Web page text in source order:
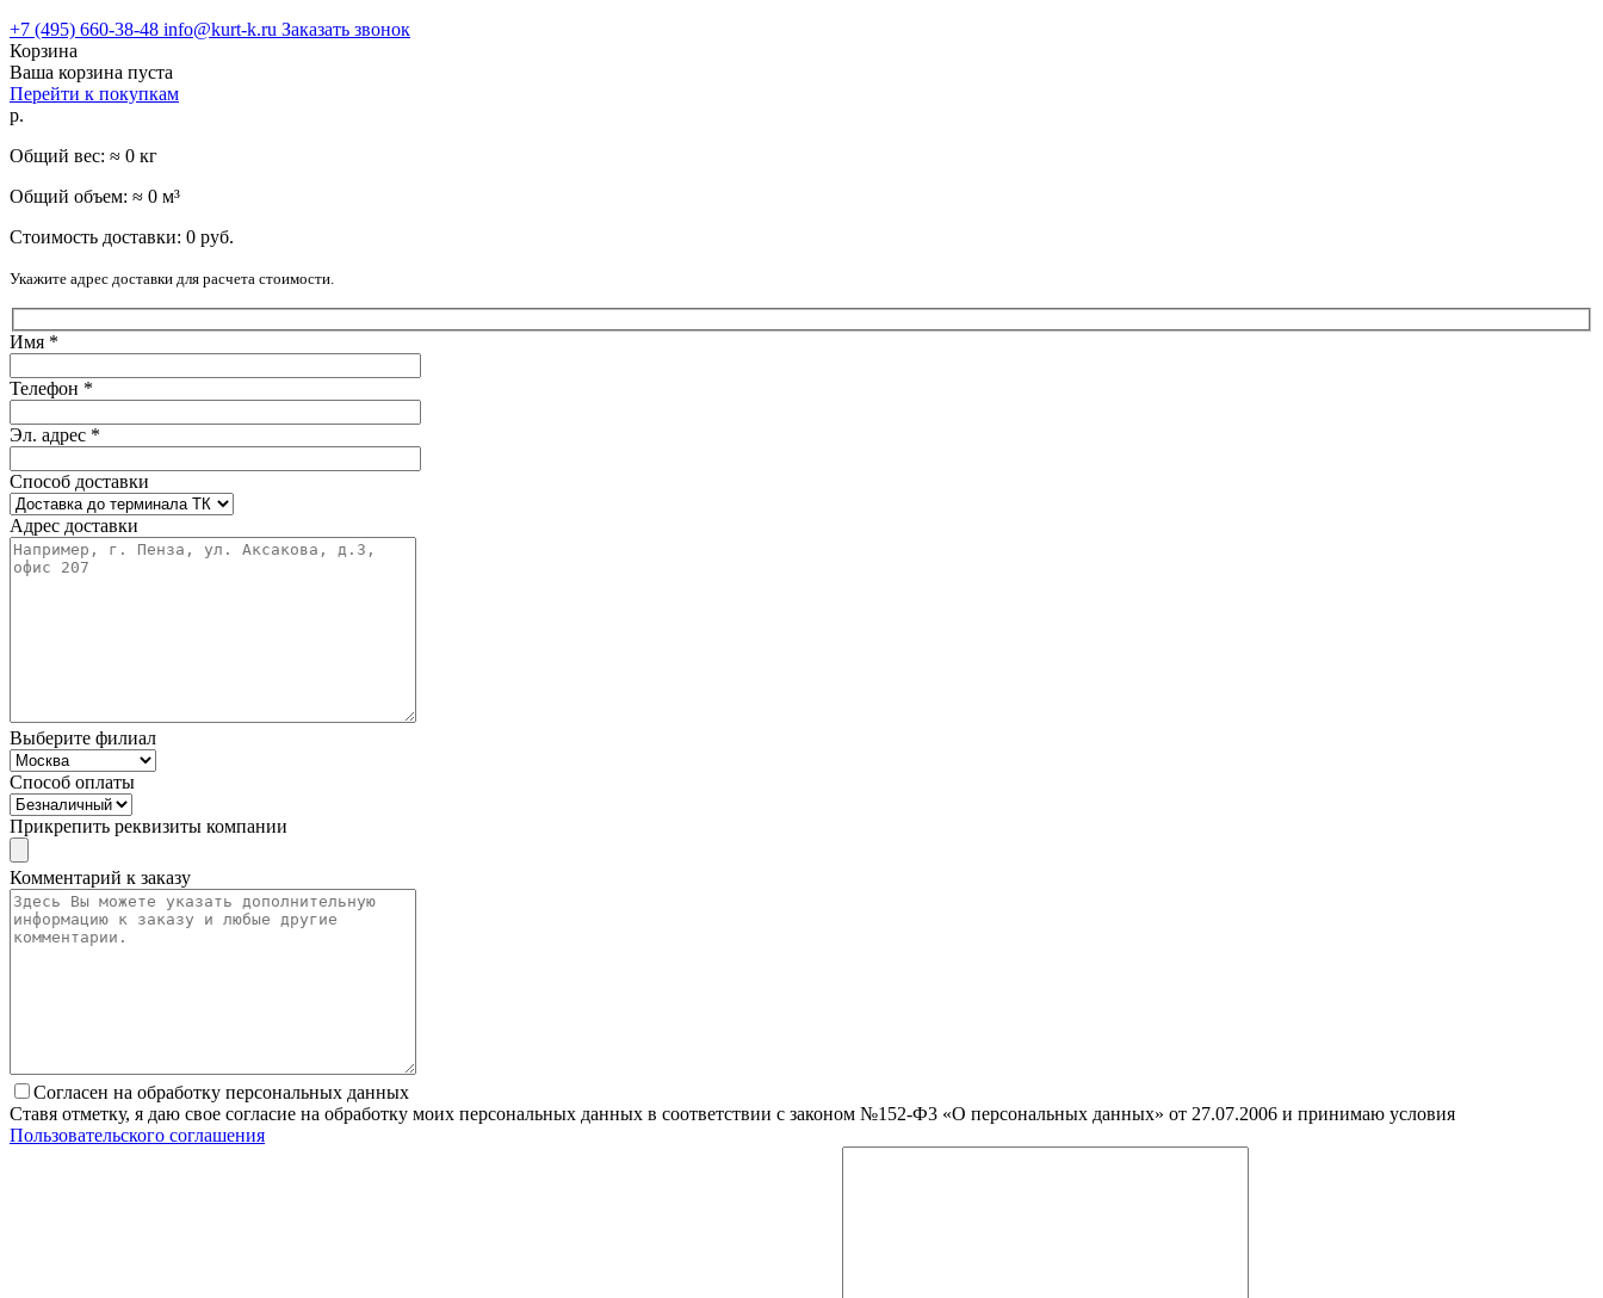
+7 (495) 660-38-48 info@kurt-k.ru Заказать звонок
Корзина
Ваша корзина пуста
Перейти к покупкам
р.
Общий вес: ≈ 0 кг
Общий объем: ≈ 0 м³
Стоимость доставки: 0 руб.
Укажите адрес доставки для расчета стоимости.
Имя *
Телефон *
Эл. адрес *
Способ доставки
Адрес доставки
Выберите филиал
Способ оплаты
Прикрепить реквизиты компании
Комментарий к заказу
Согласен на обработку персональных данных
Ставя отметку, я даю свое согласие на обработку моих персональных данных в соответствии с законом №152-Ф3 «О персональных данных» от 27.07.2006 и принимаю условия
Пользовательского соглашения